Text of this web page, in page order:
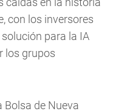
con los inversores
para la IA
los grupos
Bolsa de Nueva